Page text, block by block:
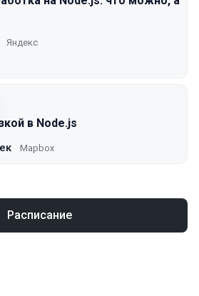
Яндекс
в Node.js
Mapbox
Расписание